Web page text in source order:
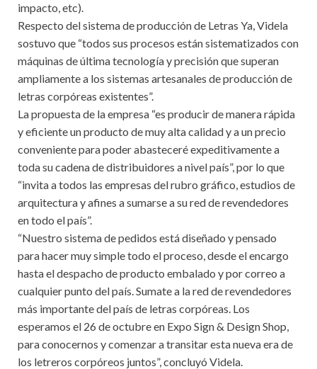
impacto, etc).
Respecto del sistema de producción de Letras Ya, Videla
sostuvo que “todos sus procesos están sistematizados con
máquinas de última tecnología y precisión que superan
ampliamente a los sistemas artesanales de producción de
letras corpóreas existentes”.
La propuesta de la empresa “es producir de manera rápida
y eficiente un producto de muy alta calidad y a un precio
conveniente para poder abasteceré expeditivamente a
toda su cadena de distribuidores a nivel país”, por lo que
“invita a todos las empresas del rubro gráfico, estudios de
arquitectura y afines a sumarse a su red de revendedores
en todo el país”.
“Nuestro sistema de pedidos está diseñado y pensado
para hacer muy simple todo el proceso, desde el encargo
hasta el despacho de producto embalado y por correo a
cualquier punto del país. Sumate a la red de revendedores
más importante del país de letras corpóreas. Los
esperamos el 26 de octubre en Expo Sign & Design Shop,
para conocernos y comenzar a transitar esta nueva era de
los letreros corpóreos juntos”, concluyó Videla.